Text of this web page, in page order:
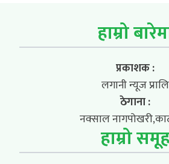
हाम्रो
प्रकाशक :
लगानी न्यूज प्रालि
ठेगाना :
नक्साल
हाम्रो